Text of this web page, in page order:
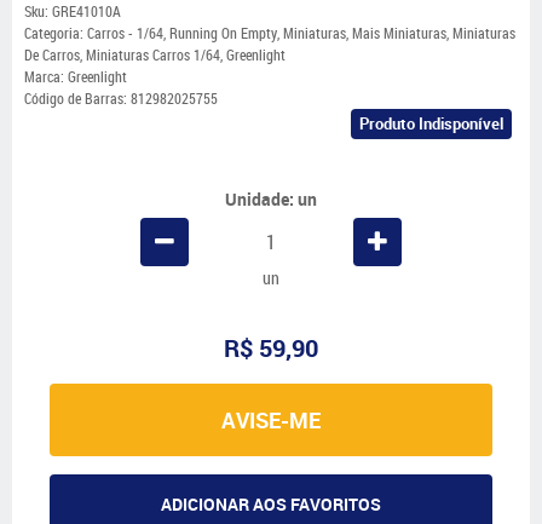
Sku: GRE41010A
Categoria: Carros - 1/64,Running On Empty,Miniaturas,Mais Miniaturas,Miniaturas
De Carros,Miniaturas Carros 1/64,Greenlight
Marca: Greenlight
Código de Barras: 812982025755
Produto Indisponível
Unidade: un
un
R$ 59,90
AVISE-ME
ADICIONAR AOS FAVORITOS